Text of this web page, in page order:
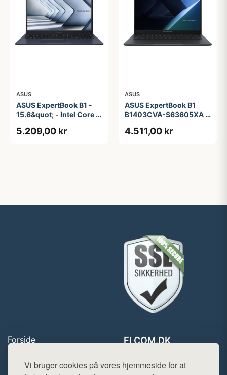
Vi bruger cookies på vores hjemmeside for at
ASUS
ASUS ExpertBook B1 -
15.6&quot; - Intel Core i5
256 GB SSD
5.209,00 kr
ASUS
ASUS ExpertBook B1
B1403CVA-S63605XA -
i3-1315U - 8 GB RAM -
4.511,00 kr
Forside
Top Rabatter
ELCOM.DK